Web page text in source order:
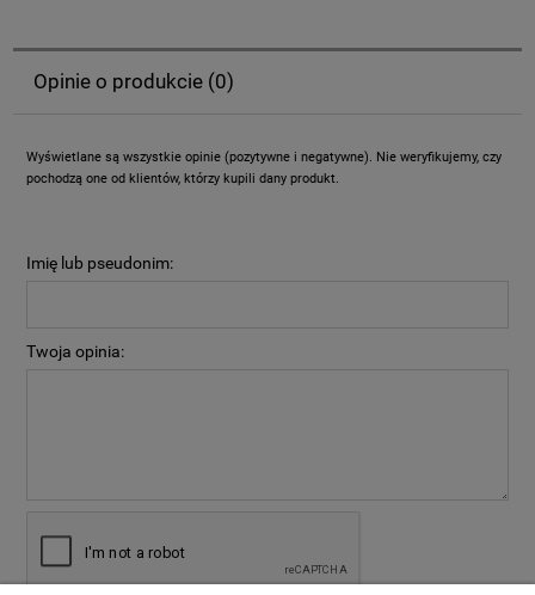
Opinie o produkcie (0)
Wyświetlane są wszystkie opinie (pozytywne i negatywne). Nie weryfikujemy, czy
pochodzą one od klientów, którzy kupili dany produkt.
Imię lub pseudonim:
Twoja opinia: